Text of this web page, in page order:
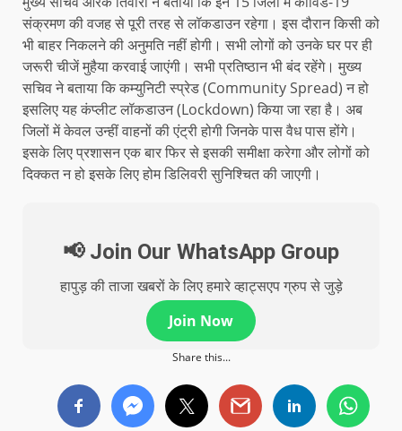
संक्रमण की वजह से पूरी तरह से लॉकडाउन रहेगा। इस दौरान किसी को
भी बाहर निकलने की अनुमति नहीं होगी। सभी लोगों को उनके घर पर ही
जरूरी चीजें मुहैया करवाई जाएंगी। सभी प्रतिष्ठान भी बंद रहेंगे। मुख्य
सचिव ने बताया कि कम्युनिटी स्प्रेड (Community Spread) न हो
इसलिए यह कंप्लीट लॉकडाउन (Lockdown) किया जा रहा है। अब
जिलों में केवल उन्हीं वाहनों की एंट्री होगी जिनके पास वैध पास होंगे।
इसके लिए प्रशासन एक बार फिर से इसकी समीक्षा करेगा और लोगों को
दिक्कत न हो इसके लिए होम डिलिवरी सुनिश्चित की जाएगी।
📢 Join Our WhatsApp Group
हापुड़ की ताजा खबरों के लिए हमारे व्हाट्सएप ग्रुप से जुड़े
Join Now
Share this...